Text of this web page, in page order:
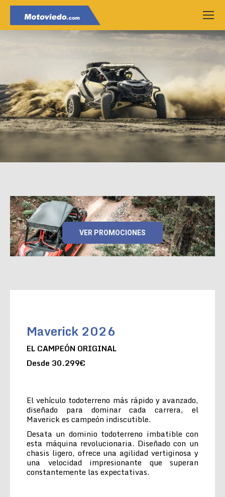
VER PROMOCIONES
Maverick 2026
EL CAMPEÓN ORIGINAL
Desde 30.299€
El vehículo todoterreno más rápido y avanzado,
diseñado para dominar cada carrera, el
Maverick es campeón indiscutible.
Desata un dominio todoterreno imbatible con
esta máquina revolucionaria. Diseñado con un
chasis ligero, ofrece una agilidad vertiginosa y
una velocidad impresionante que superan
constantemente las expectativas.